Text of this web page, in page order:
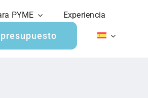
PYME Experiencia